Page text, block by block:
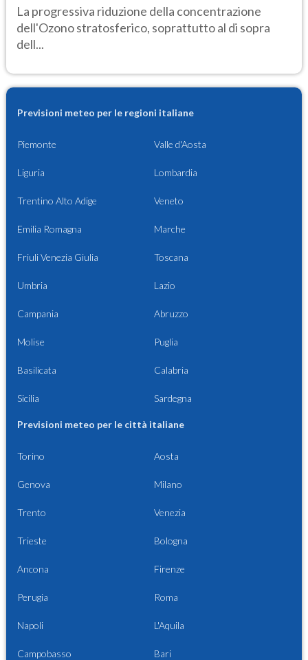
La progressiva riduzione della concentrazione
dell'Ozono stratosferico, soprattutto al di sopra
dell...
Previsioni meteo per le regioni italiane
Piemonte Valle d'Aosta
Liguria Lombardia
Trentino Alto Adige Veneto
Emilia Romagna Marche
Friuli Venezia Giulia Toscana
Umbria Lazio
Campania Abruzzo
Molise Puglia
Basilicata Calabria
Sicilia Sardegna
Previsioni meteo per le città italiane
Torino Aosta
Genova Milano
Trento Venezia
Trieste Bologna
Ancona Firenze
Perugia Roma
Napoli L'Aquila
Campobasso Bari